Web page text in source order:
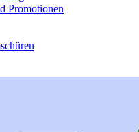
Promotionen